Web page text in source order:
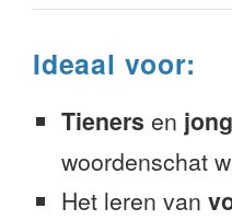
Ideaal voor:
Tieners en
woordenschat
Het leren van